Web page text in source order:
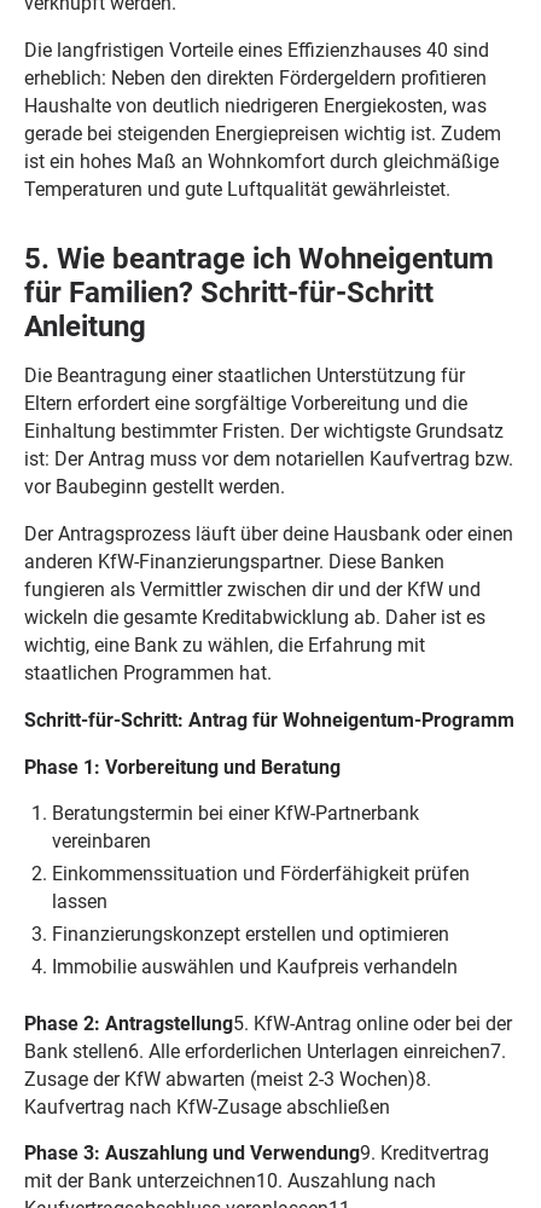
Die langfristigen Vorteile eines Effizienzhauses 40 sind
erheblich: Neben den direkten Fördergeldern profitieren
Haushalte von deutlich niedrigeren Energiekosten, was
gerade bei steigenden Energiepreisen wichtig ist. Zudem
ist ein hohes Maß an Wohnkomfort durch gleichmäßige
Temperaturen und gute Luftqualität gewährleistet.
5. Wie beantrage ich Wohneigentum
für Familien? Schritt-für-Schritt
Anleitung
Die Beantragung einer staatlichen Unterstützung für
Eltern erfordert eine sorgfältige Vorbereitung und die
Einhaltung bestimmter Fristen. Der wichtigste Grundsatz
ist: Der Antrag muss vor dem notariellen Kaufvertrag bzw.
vor Baubeginn gestellt werden.
Der Antragsprozess läuft über deine Hausbank oder einen
anderen KfW-Finanzierungspartner. Diese Banken
fungieren als Vermittler zwischen dir und der KfW und
wickeln die gesamte Kreditabwicklung ab. Daher ist es
wichtig, eine Bank zu wählen, die Erfahrung mit
staatlichen Programmen hat.
Schritt-für-Schritt: Antrag für Wohneigentum-Programm
Phase 1: Vorbereitung und Beratung
Beratungstermin bei einer KfW-Partnerbank
vereinbaren
Einkommenssituation und Förderfähigkeit prüfen
lassen
Finanzierungskonzept erstellen und optimieren
Immobilie auswählen und Kaufpreis verhandeln
Phase 2: Antragstellung5. KfW-Antrag online oder bei der
Bank stellen6. Alle erforderlichen Unterlagen einreichen7.
Zusage der KfW abwarten (meist 2-3 Wochen)8.
Kaufvertrag nach KfW-Zusage abschließen
Phase 3: Auszahlung und Verwendung9. Kreditvertrag
mit der Bank unterzeichnen10. Auszahlung nach